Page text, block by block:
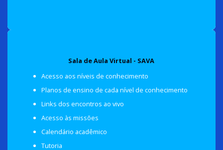
Sala de Aula Virtual - SAVA
Sala de Aula Virtual - SAVA
Acesso aos níveis de conhecimento
Planos de ensino de cada nível de conhecimento
Links dos encontros ao vivo
Acesso às missões
Calendário acadêmico
Tutoria